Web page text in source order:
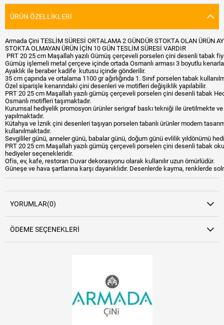
ÜRÜN ÖZELLIKLERI
Armada Çini TESLİM SÜRESİ ORTALAMA 2 GÜNDÜR STOKTA OLAN ÜRÜN
STOKTA OLMAYAN ÜRÜN İÇİN 10 GÜN TESLİM SÜRESİ VARDIR
PRT 20 25 cm Maşallah yazılı Gümüş çerçeveli porselen çini desenli tabak
Gümüş işlemeli metal çerçeve içinde ortada Osmanlı arması 3 boyutlu
Ayaklık ile beraber kadife kutusu içinde gönderilir.
35 cm çapında ve ortalama 1100 gr ağırlığında 1. Sınıf porselen tabak
Özel siparişle kenarındaki çini desenleri ve motifleri değişiklik yapılabilir.
PRT 20 25 cm Maşallah yazılı gümüş çerçeveli porselen çini desenli tabak
Osmanlı motifleri taşımaktadır.
Kurumsal hediyelik promosyon ürünler serigraf baskı tekniği ile üretilmekte
yapılmaktadır.
Kütahya ve İznik çini desenleri taşıyan porselen tabanlı ürünler modern
kullanılmaktadır.
Sevgililer günü, anneler günü, babalar günü, doğum günü evlilik yıldönümü
PRT 20 25 cm Maşallah yazılı gümüş çerçeveli porselen çini desenli tabak
hediyeler seçenekleridir.
Ofis, ev, kafe, restoran Duvar dekorasyonu olarak kullanılır uzun ömürlüdür.
Güneşe ve hava şartlarına karşı dayanıklıdır. Desenlerde kayma, renklerde
YORUMLAR(0)
ÖDEME SEÇENEKLERI